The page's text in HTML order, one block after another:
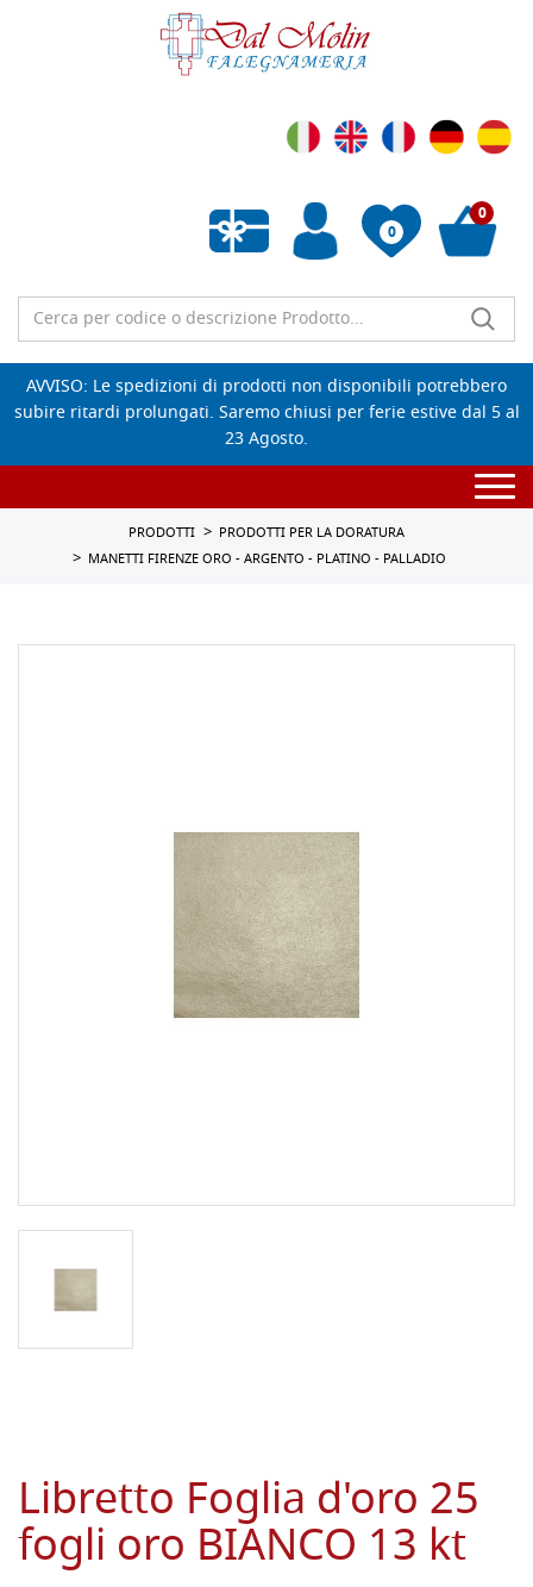
0
Wishlist vuota
0
AVVISO: Le spedizioni di prodotti non disponibili potrebbero
subire ritardi prolungati. Saremo chiusi per ferie estive dal 5 al
23 Agosto.
PRODOTTI
PRODOTTI PER LA DORATURA
MANETTI FIRENZE ORO - ARGENTO - PLATINO - PALLADIO
Libretto Foglia d'oro 25
fogli oro BIANCO 13 kt